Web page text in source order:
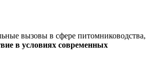
вызовы в сфере питомниководства,
в условиях современных